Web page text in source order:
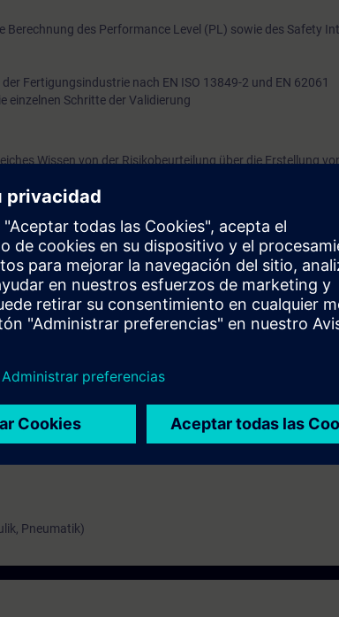
des Performance Level (PL) sowie des Safety
Fertigungsindustrie nach EN ISO 13849-2 und EN 62061
einzelnen Schritte der Validierung
Wissen von der Risikobeurteilung über die Erstellung
auf die CE-Kennzeichnung rundet den Kurs ab.
über die Dokumentation der sicheren Steuerung nach
Maschinenvalidierung.
zur digitalen LernplattformSITRAIN access – beginnend
Inhalte dieses Learning Events vertiefen oder wiederholen
fortsetzen.
Pneumatik)